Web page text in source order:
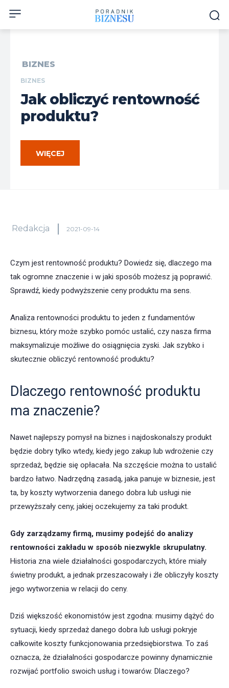
BIZNES
BIZNES
Jak obliczyć rentowność
produktu?
WIĘCEJ
Redakcja 2021-09-14
Czym jest rentowność produktu? Dowiedz się, dlaczego ma
tak ogromne znaczenie i w jaki sposób możesz ją poprawić.
Sprawdź, kiedy podwyższenie ceny produktu ma sens.
Analiza rentowności produktu to jeden z fundamentów
biznesu, który może szybko pomóc ustalić, czy nasza firma
maksymalizuje możliwe do osiągnięcia zyski. Jak szybko i
skutecznie obliczyć rentowność produktu?
Dlaczego rentowność produktu
ma znaczenie?
Nawet najlepszy pomysł na biznes i najdoskonalszy produkt
będzie dobry tylko wtedy, kiedy jego zakup lub wdrożenie czy
sprzedaż, będzie się opłacała. Na szczęście można to ustalić
bardzo łatwo. Nadrzędną zasadą, jaka panuje w biznesie, jest
ta, by koszty wytworzenia danego dobra lub usługi nie
przewyższały ceny, jakiej oczekujemy za taki produkt.
Gdy zarządzamy firmą, musimy podejść do analizy
rentowności zakładu w sposób niezwykle skrupulatny.
Historia zna wiele działalności gospodarczych, które miały
świetny produkt, a jednak przeszacowały i źle obliczyły koszty
jego wytworzenia w relacji do ceny.
Dziś większość ekonomistów jest zgodna: musimy dążyć do
sytuacji, kiedy sprzedaż danego dobra lub usługi pokryje
całkowite koszty funkcjonowania przedsiębiorstwa. To zaś
oznacza, że działalności gospodarcze powinny dynamicznie
rozwijać portfolio swoich usług i towarów. Dlaczego?